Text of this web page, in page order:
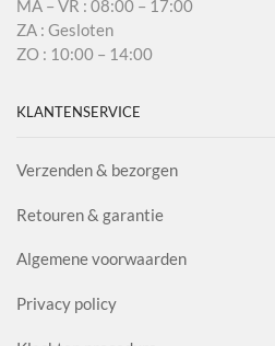
MA – VR : 08:00 – 17:00
ZA : Gesloten
ZO : 10:00 – 14:00
KLANTENSERVICE
Verzenden & bezorgen
Retouren & garantie
Algemene voorwaarden
Privacy policy